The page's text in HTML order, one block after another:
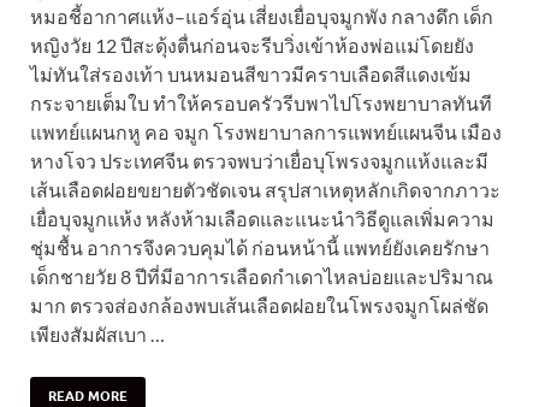
หมอชี้อากาศแห้ง–แอร์อุ่น เสี่ยงเยื่อบุจมูกพัง กลางดึก เด็ก
หญิงวัย 12 ปีสะดุ้งตื่นก่อนจะรีบวิ่งเข้าห้องพ่อแม่โดยยัง
ไม่ทันใส่รองเท้า บนหมอนสีขาวมีคราบเลือดสีแดงเข้ม
กระจายเต็มใบ ทำให้ครอบครัวรีบพาไปโรงพยาบาลทันที
แพทย์แผนกหู คอ จมูก โรงพยาบาลการแพทย์แผนจีน เมือง
หางโจว ประเทศจีน ตรวจพบว่าเยื่อบุโพรงจมูกแห้งและมี
เส้นเลือดฝอยขยายตัวชัดเจน สรุปสาเหตุหลักเกิดจากภาวะ
เยื่อบุจมูกแห้ง หลังห้ามเลือดและแนะนำวิธีดูแลเพิ่มความ
ชุ่มชื้น อาการจึงควบคุมได้ ก่อนหน้านี้ แพทย์ยังเคยรักษา
เด็กชายวัย 8 ปีที่มีอาการเลือดกำเดาไหลบ่อยและปริมาณ
มาก ตรวจส่องกล้องพบเส้นเลือดฝอยในโพรงจมูกโผล่ชัด
เพียงสัมผัสเบา …
READ MORE